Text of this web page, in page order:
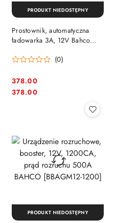
Prostownik, automatyczna
ładowarka 3A, 12V Bahco
(0)
Cena:
378.00
Cena:
378.00
PRODUKT NIEDOSTĘPNY
PRODUKT NIEDOSTĘPNY